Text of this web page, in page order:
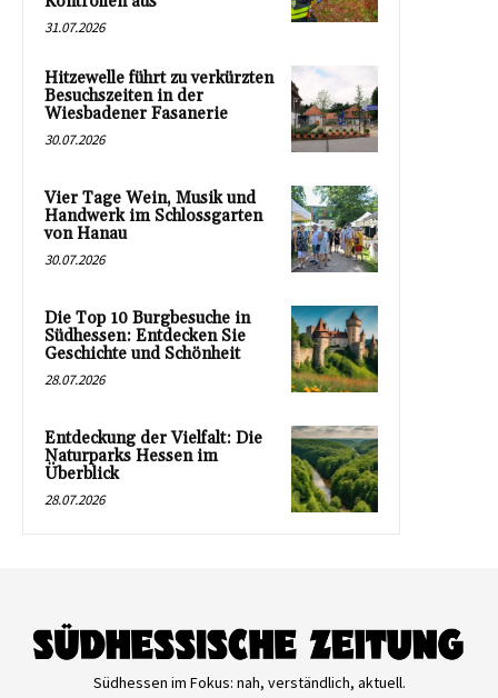
31.07.2026
Hitzewelle führt zu verkürzten
Besuchszeiten in der
Wiesbadener Fasanerie
30.07.2026
Vier Tage Wein, Musik und
Handwerk im Schlossgarten
von Hanau
30.07.2026
Die Top 10 Burgbesuche in
Südhessen: Entdecken Sie
Geschichte und Schönheit
28.07.2026
Entdeckung der Vielfalt: Die
Naturparks Hessen im
Überblick
28.07.2026
Südhessen im Fokus: nah, verständlich, aktuell.